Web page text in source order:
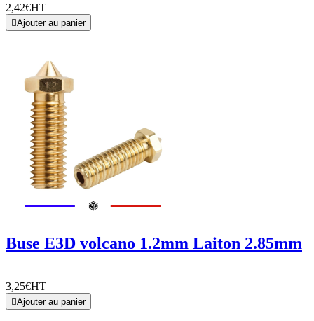
2,42€HT
Ajouter au panier
Buse E3D volcano 1.2mm Laiton 2.85mm
3,25€HT
Ajouter au panier